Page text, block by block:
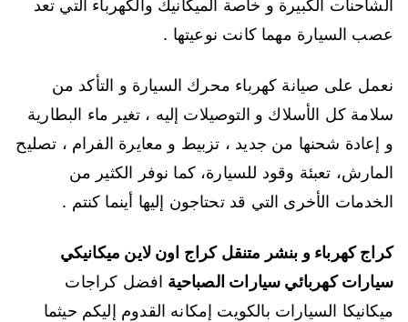
الشاحنات الكبيرة و خاصة الميكانيك والكهرباء التي تعد
عصب السيارة مهما كانت نوعيتها .
نعمل على صيانة كهرباء محرك السيارة و التأكد من
سلامة كل الأسلاك و التوصيلات إليه ، تغير ماء البطارية
و إعادة شحنها من جديد ، تزبيط و معايرة الفرام ، تصليح
المارش، تعبئة وقود للسيارة، كما نوفر الكثير من
الخدمات الأخرى التي قد تحتاجون إليها أينما كنتم .
كراج كهرباء و بنشر متنقل كراج اون لاين ميكانيكي
سيارات كهربائي سيارات الصباحية افضل كراجات
ميكانيكا السيارات بالكويت إمكانه القدوم إليكم حيثما